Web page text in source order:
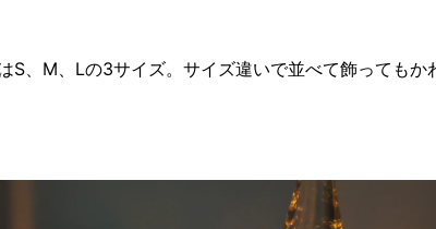
S、M、Lの3サイズ。サイズ違いで並べて飾ってもか